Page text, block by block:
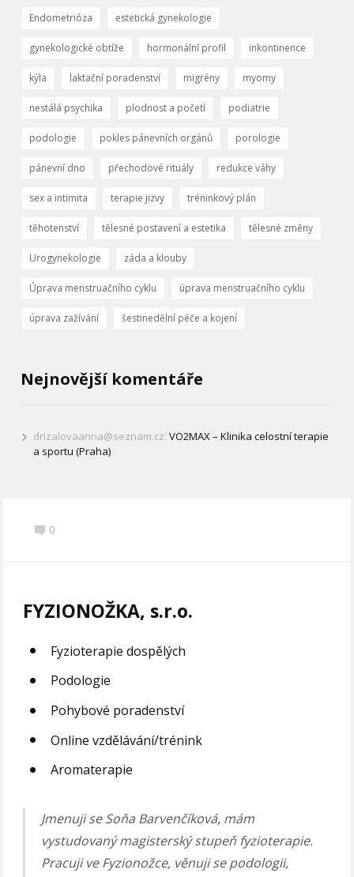
0
FYZIONOŽKA, s.r.o.
Fyzioterapie dospělých
Podologie
Pohybové poradenství
Online vzdělávání/trénink
Aromaterapie
Jmenuji se Soňa Barvenčíková, mám
vystudovaný magisterský stupeň fyzioterapie.
Pracuji ve Fyzionožce, věnuji se podologii,
Endometrióza estetická gynekologie
gynekologické obtíže hormonální profil inkontinence
kýla laktační poradenství migrény myomy
nestálá psychika plodnost a početí podiatrie
podologie pokles pánevních orgánů porologie
pánevní dno přechodové rituály redukce váhy
sex a intimita terapie jizvy tréninkový plán
těhotenství tělesné postavení a estetika tělesné změny
Urogynekologie záda a klouby
Úprava menstruačního cyklu úprava menstruačního cyklu
úprava zažívání šestinedělní péče a kojení
Nejnovější komentáře
drizalovaanna@seznam.cz:VO2MAX – Klinika celostní terapie
a sportu (Praha)